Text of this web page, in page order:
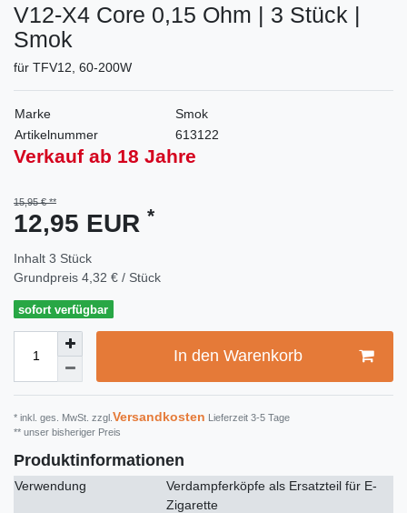
V12-X4 Core 0,15 Ohm | 3 Stück |
Smok
für TFV12, 60-200W
Marke
Smok
Artikelnummer
613122
Verkauf ab 18 Jahre
15,95 €
12,95 EUR *
Inhalt 3 Stück
Grundpreis 4,32 € / Stück
sofort verfügbar
In den Warenkorb
* inkl. ges. MwSt. zzgl. Versandkosten Lieferzeit 3-5 Tage
** unser bisheriger Preis
Produktinformationen
Verwendung
Verdampferköpfe als Ersatzteil für E-
Zigarette